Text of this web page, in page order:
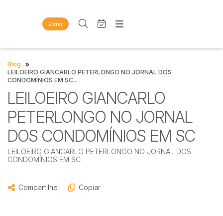
Entrar
Criar conta Entrar
Site
Agenda
Quem Somos
Contato
Busca por categoria
Diversos
Bens diversos
Imóveis
Casas
Busca por palavra-chave
Categoria Subcategoria
Bairro
Judiciais Extrajudiciais
Home
Quem Somos
Eventos
Fale Conosco
Blog »
LEILOEIRO GIANCARLO PETERLONGO NO JORNAL DOS
CONDOMÍNIOS EM SC...
LEILOEIRO GIANCARLO
PETERLONGO NO JORNAL
DOS CONDOMÍNIOS EM SC
LEILOEIRO GIANCARLO PETERLONGO NO JORNAL DOS
CONDOMÍNIOS EM SC
Compartilhe Copiar